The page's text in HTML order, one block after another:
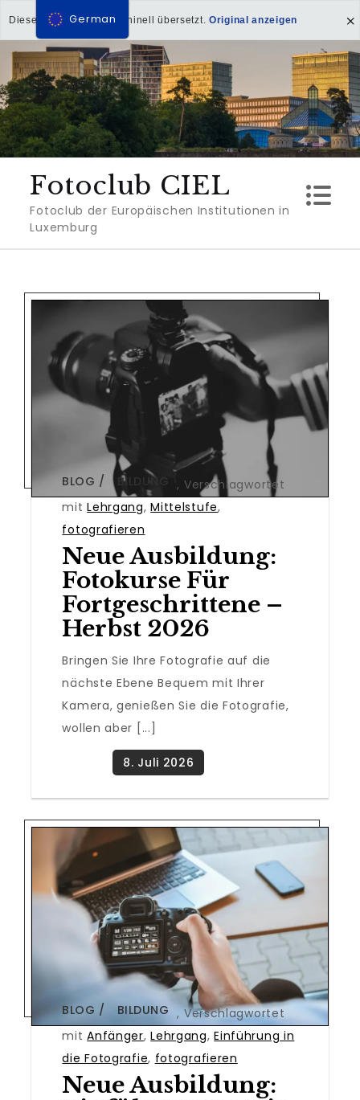
Diese Seite wurde maschinell übersetzt.Original anzeigen
Direkt
zum
Inhalt
Fotoclub CIEL
Fotoclub der Europäischen Institutionen in
Luxemburg
BLOG ,
BILDUNG
Verschlagwortet
mitLehrgang,Mittelstufe,
fotografieren
Neue Ausbildung:
Fotokurse Für
Fortgeschrittene –
Herbst 2026
Bringen Sie Ihre Fotografie auf die
nächste Ebene Bequem mit Ihrer
Kamera, genießen Sie die Fotografie,
wollen aber [...]
BLOG ,
BILDUNG
Verschlagwortet
mitAnfänger,Lehrgang,Einführung in
die Fotografie, fotografieren
Neue Ausbildung:
German